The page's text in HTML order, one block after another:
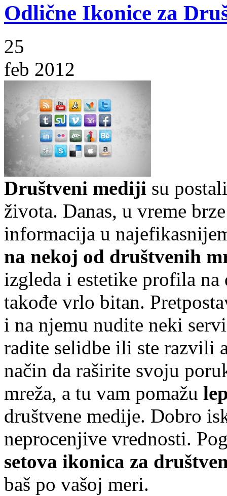
Odlične Ikonice za
25
feb 2012
Društveni mediji su
života. Danas, u vreme
informacija u
na nekoj od društvenih
izgleda i estetike profila na
takođe vrlo bitan.
i na njemu nudite neki
radite selidbe ili ste razvili
način da raširite svoju
mreža, a tu vam pomažu
društvene medije. Dobro
neprocenjive vrednosti.
setova ikonica za
baš po vašoj meri.